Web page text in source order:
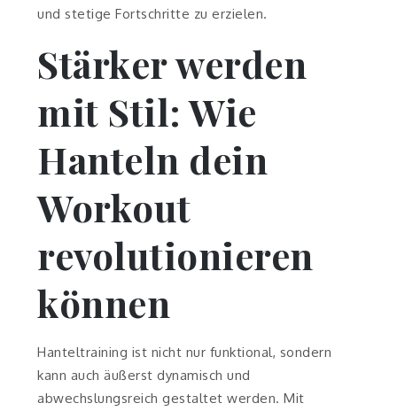
und stetige Fortschritte zu erzielen.
Stärker werden
mit Stil: Wie
Hanteln dein
Workout
revolutionieren
können
Hanteltraining ist nicht nur funktional, sondern
kann auch äußerst dynamisch und
abwechslungsreich gestaltet werden. Mit